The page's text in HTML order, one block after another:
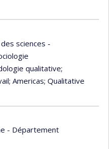
sciences -
qualitative;
; Americas; Qualitative
- Département